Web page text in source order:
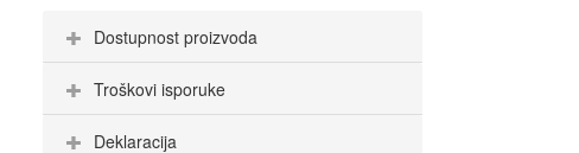
Dostupnost proizvoda
Troškovi isporuke
Deklaracija